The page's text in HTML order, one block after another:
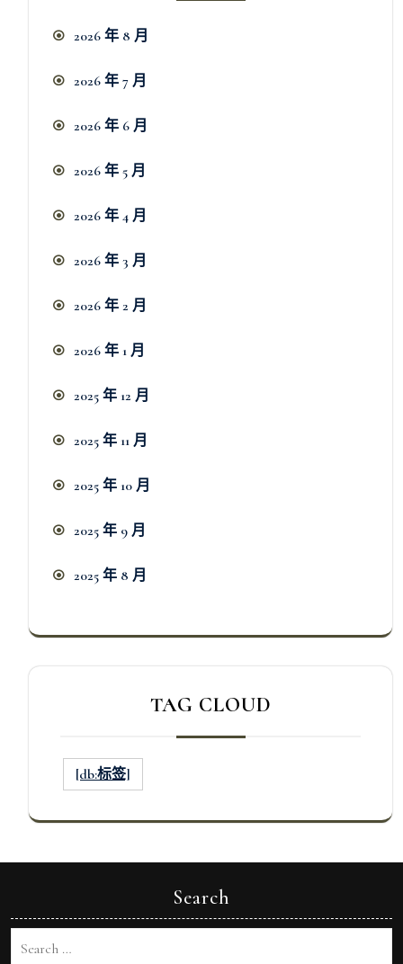
2026 年 8 月
2026 年 7 月
2026 年 6 月
2026 年 5 月
2026 年 4 月
2026 年 3 月
2026 年 2 月
2026 年 1 月
2025 年 12 月
2025 年 11 月
2025 年 10 月
2025 年 9 月
2025 年 8 月
TAG CLOUD
[db:标签]
Search